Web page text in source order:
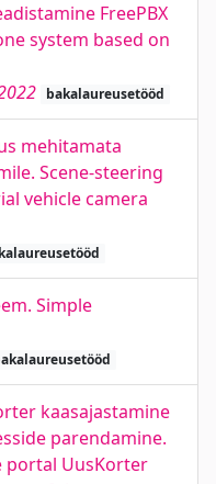
FreePBX
system based on
bakalaureusetööd
mehitamata
Scene-steering
vehicle camera
Simple
kaasajastamine
parendamine.
portal UusKorter